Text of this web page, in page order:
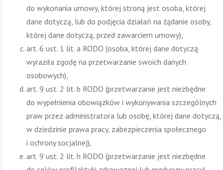
do wykonania umowy, której stroną jest osoba, której
dane dotyczą, lub do podjęcia działań na żądanie osoby,
której dane dotyczą, przed zawarciem umowy),
art. 6 ust. 1 lit. a RODO (osoba, której dane dotyczą
wyraziła zgodę na przetwarzanie swoich danych
osobowych),
art. 9 ust. 2 lit. b RODO (przetwarzanie jest niezbędne
do wypełnienia obowiązków i wykonywania szczególnych
praw przez administratora lub osobę, której dane dotyczą,
w dziedzinie prawa pracy, zabezpieczenia społecznego
i ochrony socjalnej),
art. 9 ust. 2 lit. h RODO (przetwarzanie jest niezbędne